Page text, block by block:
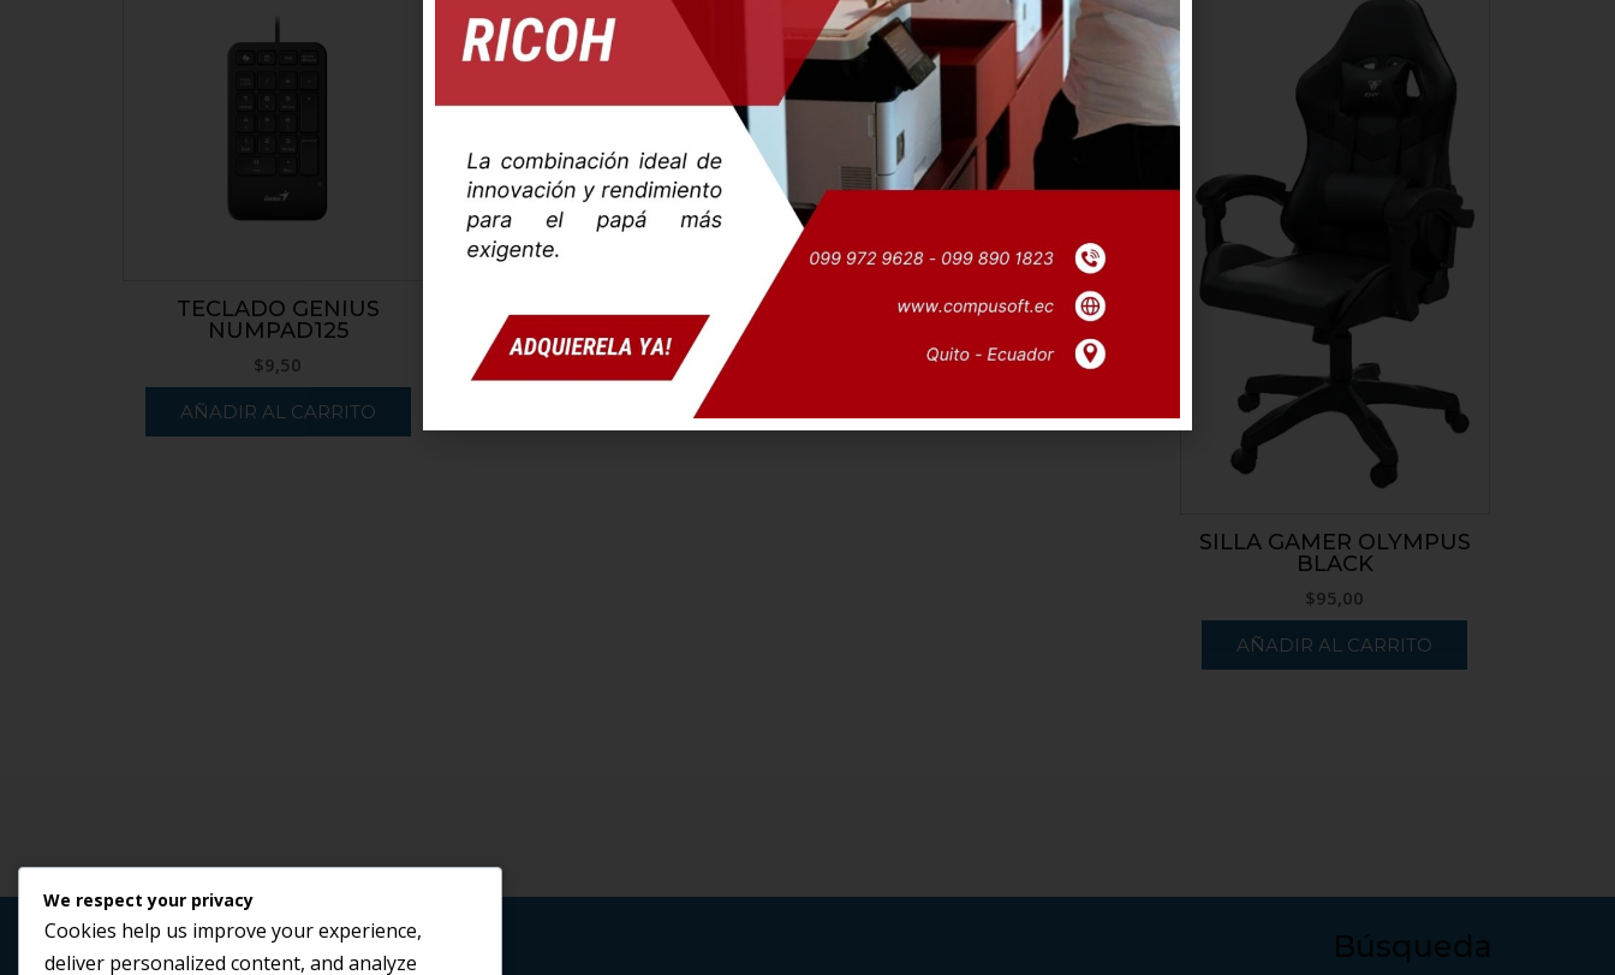
TECLADO GENIUS
NUMPAD125
$9,50
AÑADIR AL CARRITO
PARLANTES Q-ONE SEQ-
519
$13,80
AÑADIR AL CARRITO
CARD READER INTERNO
$ 46,00
SILLA GAMER OLYMPUS
BLACK
$95,00
AÑADIR AL CARRITO
Tema deOut the Box Búsqueda
We respect your privacy
Cookies help us improve your experience,
deliver personalized content, and analyze